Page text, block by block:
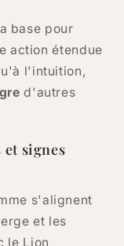
base pour
action étendue
l'intuition,
d'autres
signes
s'alignent
et les
le Lion